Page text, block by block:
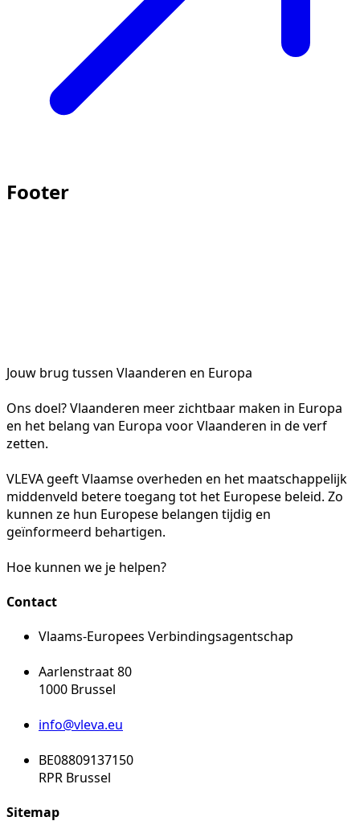
Footer
Jouw brug tussen Vlaanderen en Europa
Ons doel? Vlaanderen meer zichtbaar maken in Europa
en het belang van Europa voor Vlaanderen in de verf
zetten.
VLEVA geeft Vlaamse overheden en het maatschappelijk
middenveld betere toegang tot het Europese beleid. Zo
kunnen ze hun Europese belangen tijdig en
geïnformeerd behartigen.
Hoe kunnen we je helpen?
Contact
Vlaams-Europees Verbindingsagentschap
Aarlenstraat 80
1000 Brussel
info@vleva.eu
BE08809137150
RPR Brussel
Sitemap